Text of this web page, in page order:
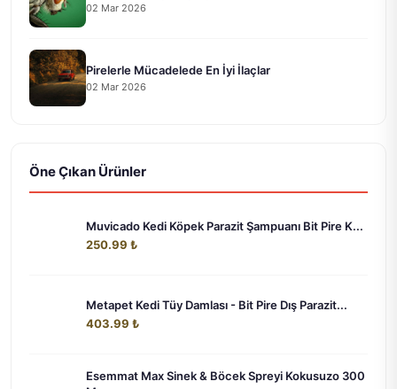
02 Mar 2026
Pirelerle Mücadelede En İyi İlaçlar
02 Mar 2026
Öne Çıkan Ürünler
Muvicado Kedi Köpek Parazit Şampuanı Bit Pire K...
250.99 ₺
Metapet Kedi Tüy Damlası - Bit Pire Dış Parazit...
403.99 ₺
Esemmat Max Sinek & Böcek Spreyi Kokusuzo 300